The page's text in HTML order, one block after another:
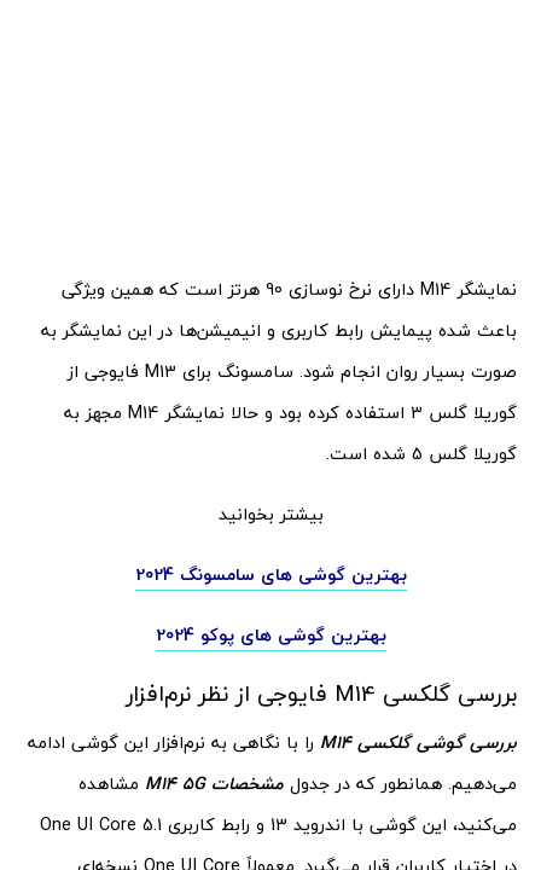
نمایشگر M14 دارای نرخ نوسازی 90 هرتز است که همین ویژگی
باعث شده پیمایش رابط کاربری و انیمیشن‌ها در این نمایشگر به
صورت بسیار روان انجام شود. سامسونگ برای M13 فایوجی از
گوریلا گلس 3 استفاده کرده بود و حالا نمایشگر M14 مجهز به
گوریلا گلس 5 شده است.
بیشتر بخوانید
بهترین گوشی های سامسونگ 2024
بهترین گوشی های پوکو 2024
بررسی گلکسی M14 فایوجی از نظر نرم‌افزار
بررسی گوشی گلکسیM14 را با نگاهی به نرم‌افزار این گوشی ادامه
می‌دهیم. همانطور که در جدول مشخصاتM14 5G مشاهده
می‌کنید، این گوشی با اندروید 13 و رابط کاربری One UI Core 5.1